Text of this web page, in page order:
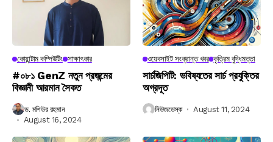
কোয়ান্টাম কম্পিউটিং সাক্ষাৎকার
#০৮১ GenZ নতুন প্রজন্মের
বিজ্ঞানী আরমান সৈকত
ড. মশিউর রহমান
August 16, 2024
ওয়েবসাইট সংক্রান্ত খবর কৃত্রিম বুদ্ধিমত্তা
সার্চজিপিটি: ভবিষ্যতের সার্চ প্রযুক্তির
অগ্রদূত
নিউজডেস্ক August 11, 2024